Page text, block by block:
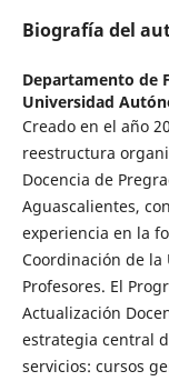
Biografía del
Departamento de
Universidad
Creado en el año
reestructura
Docencia de
Aguascalientes,
experiencia en la
Coordinación de la
Profesores. El
Actualización
estrategia central
servicios: cursos